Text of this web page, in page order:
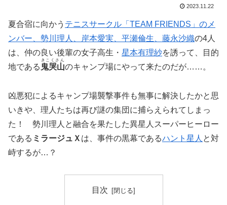
2023.11.22
夏合宿に向かう テニスサークル「TEAM FRIENDS」のメ
ンバー、勢川理人、岸本愛実、平瀬倫生、藤永沙織の4人
は、仲の良い後輩の女子高生・ 星本有理紗を誘って、目的
地である 鬼哭山
きこくさん
のキャンプ場にやって来たのだが……。
凶悪犯によるキャンプ場襲撃事件も無事に解決したかと思
いきや、理人たちは再び謎の集団に捕らえられてしまっ
た！ 勢川理人と融合を果たした異星人スーパーヒーロー
である ミラージュＸ は、事件の黒幕であるハント星人 と対
峙するが…？
目次